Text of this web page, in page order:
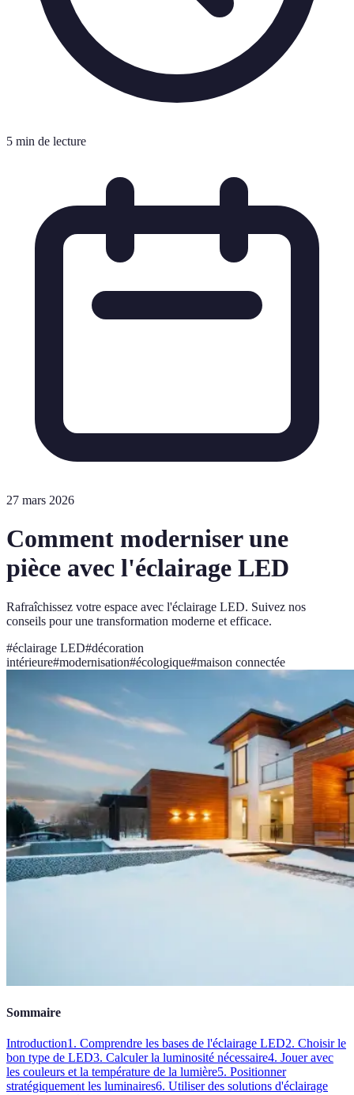
5 min de lecture
27 mars 2026
Comment moderniser une
pièce avec l'éclairage LED
Rafraîchissez votre espace avec l'éclairage LED. Suivez nos
conseils pour une transformation moderne et efficace.
#éclairage LED#décoration
intérieure#modernisation#écologique#maison connectée
Sommaire
Introduction1. Comprendre les bases de l'éclairage LED2. Choisir le
bon type de LED3. Calculer la luminosité nécessaire4. Jouer avec
les couleurs et la température de la lumière5. Positionner
stratégiquement les luminaires6. Utiliser des solutions d'éclairage